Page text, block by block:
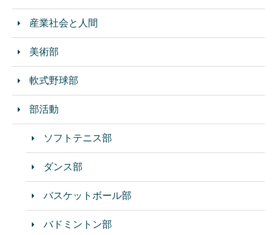
産業社会と人間
美術部
軟式野球部
部活動
ソフトテニス部
ダンス部
バスケットボール部
バドミントン部